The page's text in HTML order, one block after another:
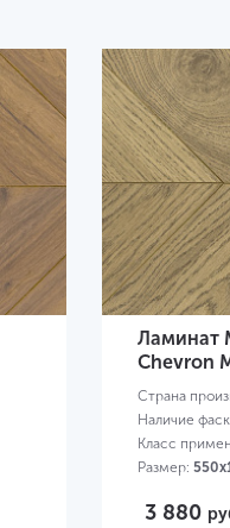
Ламинат
Chevron
Страна
Наличие
Класс
Размер:
3 880